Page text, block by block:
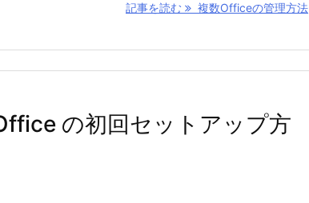
記事を読む 複数Officeの管理方法
の初回セットアップ方